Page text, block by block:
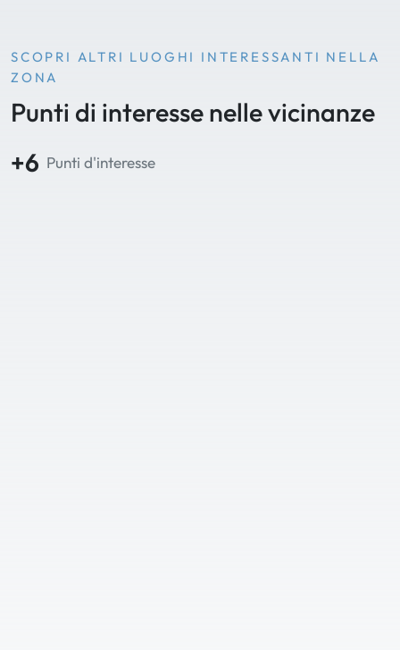
SCOPRI ALTRI LUOGHI INTERESSANTI NELLA
ZONA
Punti di interesse nelle vicinanze
+6 Punti d'interesse